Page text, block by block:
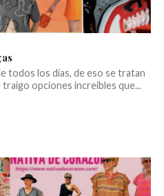
todos los días, de eso se tratan
traigo opciones increibles que...